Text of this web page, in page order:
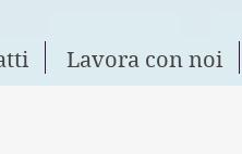
Lavora con noi